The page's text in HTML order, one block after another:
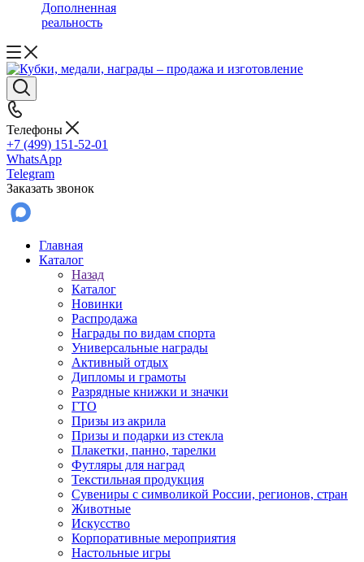
Дополненная
реальность
Телефоны
+7 (499) 151-52-01
WhatsApp
Telegram
Заказать звонок
Главная
Каталог
Назад
Каталог
Новинки
Распродажа
Награды по видам спорта
Универсальные награды
Активный отдых
Дипломы и грамоты
Разрядные книжки и значки
ГТО
Призы из акрила
Призы и подарки из стекла
Плакетки, панно, тарелки
Футляры для наград
Текстильная продукция
Сувениры с символикой России, регионов, стран
Животные
Искусство
Корпоративные мероприятия
Настольные игры